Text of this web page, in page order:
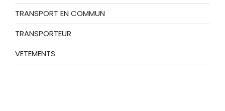
TRANSPORT EN COMMUN
TRANSPORTEUR
VETEMENTS